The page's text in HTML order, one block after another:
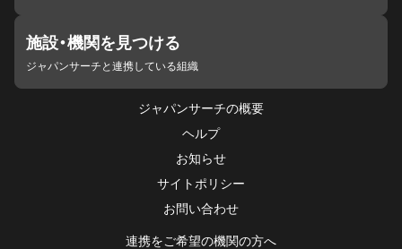
施設・機関を見つける
ジャパンサーチと連携している組織
ジャパンサーチの概要
ヘルプ
お知らせ
サイトポリシー
お問い合わせ
連携をご希望の機関の方へ